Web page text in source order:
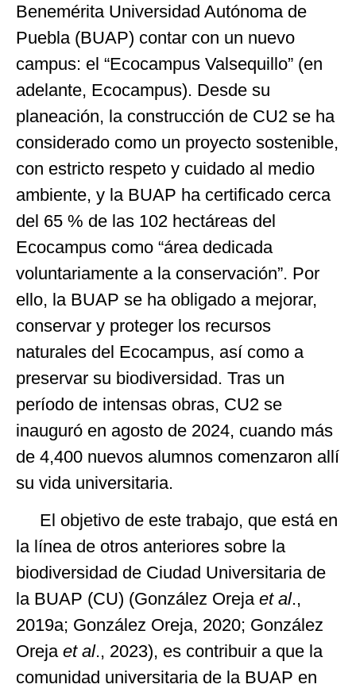
Benemérita Universidad Autónoma de
Puebla (BUAP) contar con un nuevo
campus: el “Ecocampus Valsequillo” (en
adelante, Ecocampus). Desde su
planeación, la construcción de CU2 se ha
considerado como un proyecto sostenible,
con estricto respeto y cuidado al medio
ambiente, y la BUAP ha certificado cerca
del 65 % de las 102 hectáreas del
Ecocampus como “área dedicada
voluntariamente a la conservación”. Por
ello, la BUAP se ha obligado a mejorar,
conservar y proteger los recursos
naturales del Ecocampus, así como a
preservar su biodiversidad. Tras un
período de intensas obras, CU2 se
inauguró en agosto de 2024, cuando más
de 4,400 nuevos alumnos comenzaron allí
su vida universitaria.
El objetivo de este trabajo, que está en
la línea de otros anteriores sobre la
biodiversidad de Ciudad Universitaria de
la BUAP (CU) (González Oreja et al.,
2019a; González Oreja, 2020; González
Oreja et al., 2023), es contribuir a que la
comunidad universitaria de la BUAP en